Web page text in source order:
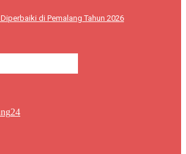
di Pemalang Tahun 2026
24